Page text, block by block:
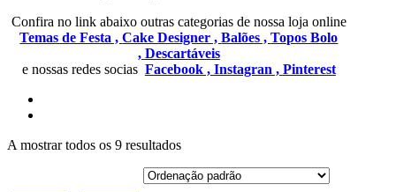
Confira no link abaixo outras categorias de nossa loja online
Temas de Festa ,Cake Designer ,Balões ,Topos Bolo
, Descartáveis
e nossas redes socias Facebook , Instagran , Pinterest
A mostrar todos os 9 resultados